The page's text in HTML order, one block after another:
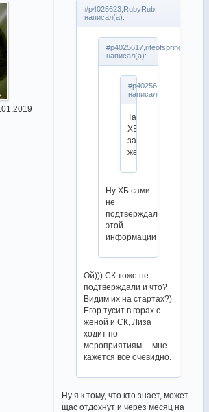
#p4025623,RubyRub
написал(а):
#p4025617,riteofspring
написал(а):
#p4025612,RubyRub
написал(а):
Так
ХБ
закончили
же
Ну ХБ сами
не
подтверждали
этой
информации
Ой))) СК тоже не
подтверждали и что?
Видим их на стартах?)
Егор тусит в горах с
женой и СК, Лиза
ходит по
мероприятиям… мне
кажется все очевидно.
Ну я к тому, что кто знает, может
щас отдохнут и через месяц на